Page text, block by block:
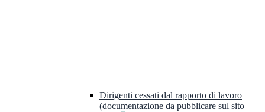
Dirigenti cessati dal rapporto di lavoro
(documentazione da pubblicare sul sito